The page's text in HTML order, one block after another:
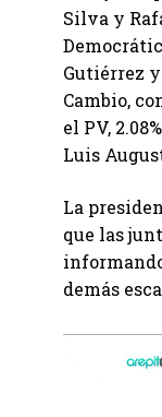
Silva y
Gutiérrez
Cambio,
el PV,
Luis
La
que las
demás